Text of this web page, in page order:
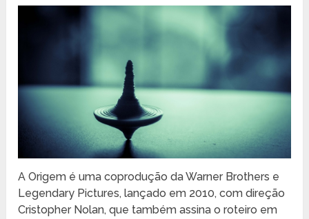
A Origem é uma coprodução da Warner Brothers e
Legendary Pictures, lançado em 2010, com direção
Cristopher Nolan, que também assina o roteiro em